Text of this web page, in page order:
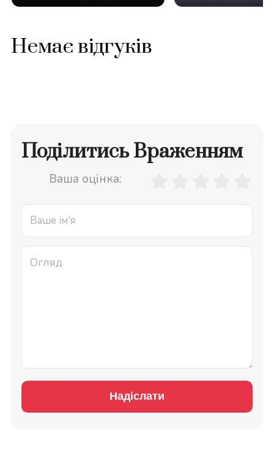
Немає відгуків
Поділитись Враженням
Ваша оцінка:
Надіслати